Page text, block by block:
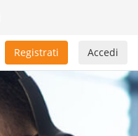
Accedi
Registrati